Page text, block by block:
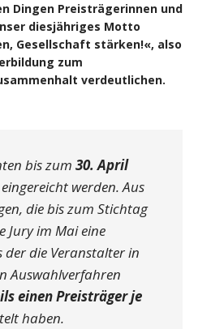
Dingen Preisträgerinnen und
diesjähriges Motto
Gesellschaft stärken!«, also
zum
verdeutlichen.
bis zum 30. April
werden. Aus
die bis zum Stichtag
Jury im Mai eine
der die Veranstalter in
Auswahlverfahren
einen Preisträger je
haben.